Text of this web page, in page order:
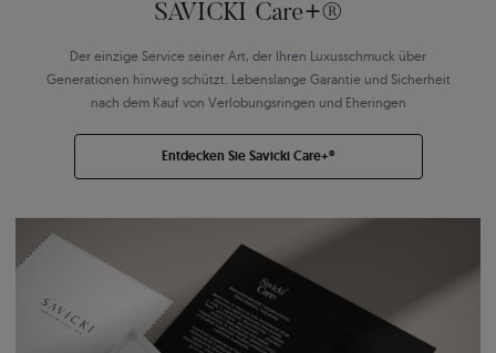
SAVICKI Care+®
Der einzige Service seiner Art, der Ihren Luxusschmuck über
Generationen hinweg schützt. Lebenslange Garantie und Sicherheit
nach dem Kauf von Verlobungsringen und Eheringen
Entdecken Sie Savicki Care+®